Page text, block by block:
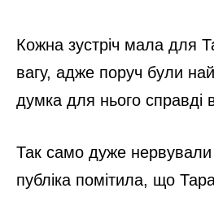
Кожна зустріч мала для
вагу, адже поруч були
думка для нього справді
Так само дуже нервували
публіка помітила, що